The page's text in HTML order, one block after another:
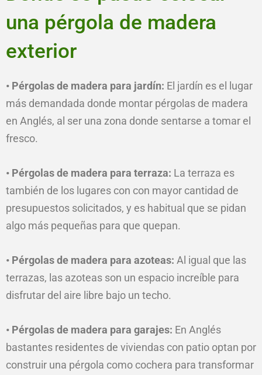
una pérgola de madera
exterior
• Pérgolas de madera para jardín: El jardín es el lugar
más demandada donde montar pérgolas de madera
en Anglés, al ser una zona donde sentarse a tomar el
fresco.
• Pérgolas de madera para terraza: La terraza es
también de los lugares con con mayor cantidad de
presupuestos solicitados, y es habitual que se pidan
algo más pequeñas para que quepan.
• Pérgolas de madera para azoteas: Al igual que las
terrazas, las azoteas son un espacio increíble para
disfrutar del aire libre bajo un techo.
• Pérgolas de madera para garajes: En Anglés
bastantes residentes de viviendas con patio optan por
construir una pérgola como cochera para transformar